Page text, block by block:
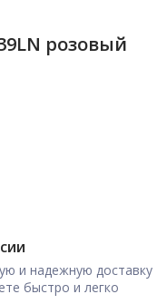
розовый
и надежную доставку
быстро и легко